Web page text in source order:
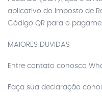
aplicativo do Imposto de
Código QR para o
MAIORES DUVIDAS
Entre contato conosco
Faça sua declaração